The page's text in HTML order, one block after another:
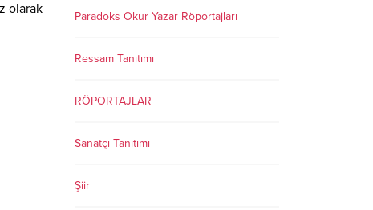
olarak
Paradoks Okur Yazar Röportajları
Ressam Tanıtımı
RÖPORTAJLAR
Sanatçı Tanıtımı
Şiir